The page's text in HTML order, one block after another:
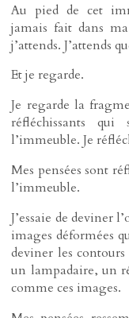
Au pied de cet
jamais fait dans
j’attends. J’attends
Et je regarde.
Je regarde la
réfléchissants
l’immeuble. Je
Mes pensées sont
l’immeuble.
J’essaie de deviner
images déformées
deviner les
un lampadaire, un
comme ces images.